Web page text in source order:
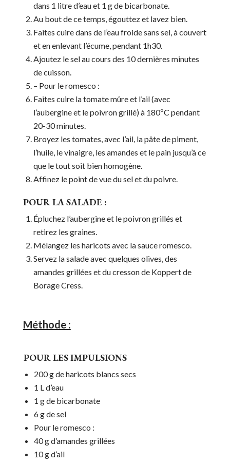
dans 1 litre d’eau et 1 g de bicarbonate.
Au bout de ce temps, égouttez et lavez bien.
Faites cuire dans de l’eau froide sans sel, à couvert
et en enlevant l’écume, pendant 1h30.
Ajoutez le sel au cours des 10 dernières minutes
de cuisson.
– Pour le romesco :
Faites cuire la tomate mûre et l’ail (avec
l’aubergine et le poivron grillé) à 180ºC pendant
20-30 minutes.
Broyez les tomates, avec l’ail, la pâte de piment,
l’huile, le vinaigre, les amandes et le pain jusqu’à ce
que le tout soit bien homogène.
Affinez le point de vue du sel et du poivre.
POUR LA SALADE :
Épluchez l’aubergine et le poivron grillés et
retirez les graines.
Mélangez les haricots avec la sauce romesco.
Servez la salade avec quelques olives, des
amandes grillées et du cresson de Koppert de
Borage Cress.
Méthode :
POUR LES IMPULSIONS
200 g de haricots blancs secs
1 L d’eau
1 g de bicarbonate
6 g de sel
Pour le romesco :
40 g d’amandes grillées
10 g d’ail